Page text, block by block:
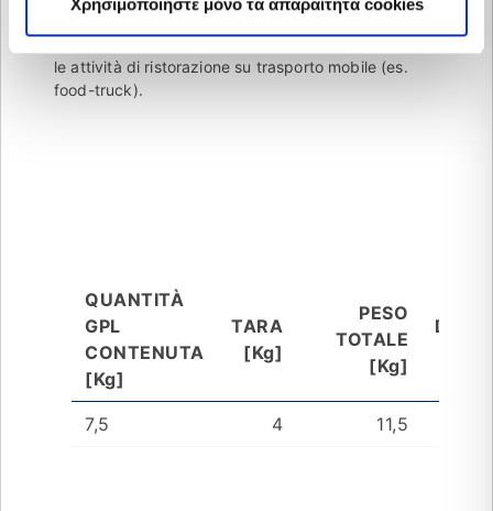
rendono particolarmente adatta al trasporto e
all’utilizzo in campeggio, in ambito nautico e in tutte
le attività di ristorazione su trasporto mobile (es.
food-truck).
QUANTITÀ
GPL
CONTENUTA
[Kg]
TARA
[Kg]
PESO
TOTALE
[Kg]
7,5 4 11,5